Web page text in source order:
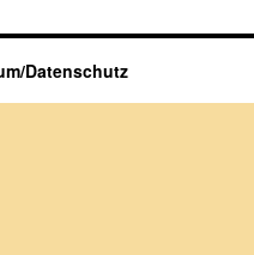
Datenschutz